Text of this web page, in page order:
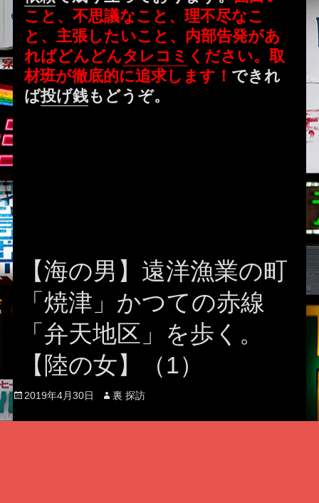
こと、不思議なこと、理不尽なこ
と、主張したいこと、内部告発があ
ればどんどんタレコミ ください。取
材班が徹底的に追求します！ できれ
ば投げ銭もどうぞ。
【海の男】遠洋漁業の町
「焼津」かつての赤線
「弁天地区」を歩く。
【陸の女】（1）
Posted
on
2019年4月30日 Author
裏 探訪